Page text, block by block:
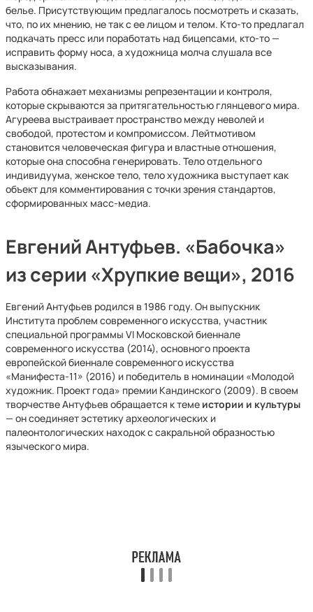
белье. Присутствующим предлагалось посмотреть и сказать,
что, по их мнению, не так с ее лицом и телом. Кто-то предлагал
подкачать пресс или поработать над бицепсами, кто-то —
исправить форму носа, а художница молча слушала все
высказывания.
Работа обнажает механизмы репрезентации и контроля,
которые скрываются за притягательностью глянцевого мира.
Агуреева выстраивает пространство между неволей и
свободой, протестом и компромиссом. Лейтмотивом
становится человеческая фигура и властные отношения,
которые она способна генерировать. Тело отдельного
индивидуума, женское тело, тело художника выступает как
объект для комментирования с точки зрения стандартов,
сформированных масс-медиа.
Евгений Антуфьев. «Бабочка»
из серии «Хрупкие вещи», 2016
Евгений Антуфьев родился в 1986 году. Он выпускник
Института проблем современного искусства, участник
специальной программы VI Московской биеннале
современного искусства (2014), основного проекта
европейской биеннале современного искусства
«Манифеста-11» (2016) и победитель в номинации «Молодой
художник. Проект года» премии Кандинского (2009). В своем
творчестве Антуфьев обращается к теме истории и культуры
— он соединяет эстетику археологических и
палеонтологических находок с сакральной образностью
языческого мира.